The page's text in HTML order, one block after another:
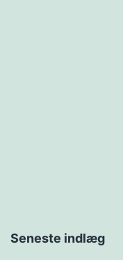
Seneste indlæg